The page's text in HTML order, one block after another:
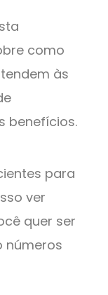
como
às
benefícios.
para
ver
quer ser
números